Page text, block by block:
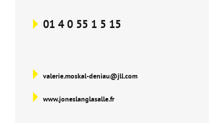
01 4 0 55 1 5 15
valerie.moskal-deniau@jll.com
www.joneslanglasalle.fr